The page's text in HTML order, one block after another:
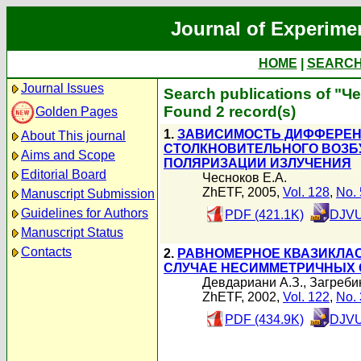
Journal of
HOME
Journal Issues
Golden Pages
About This journal
Aims and Scope
Editorial Board
Manuscript Submission
Guidelines for Authors
Manuscript Status
Contacts
Search publications of
Found 2 record(s)
1. ЗАВИСИМОСТЬ
СТОЛКНОВИТЕЛЬНОГО
ПОЛЯРИЗАЦИИ ИЗЛУЧЕНИЯ
Чесноков Е.А.
ZhETF, 2005, Vol. 128, No.
PDF (421.1K)
2. РАВНОМЕРНОЕ
СЛУЧАЕ НЕСИММЕТРИЧНЫХ
Девдариани А.З.,
ZhETF, 2002, Vol. 122, No.
PDF (434.9K)